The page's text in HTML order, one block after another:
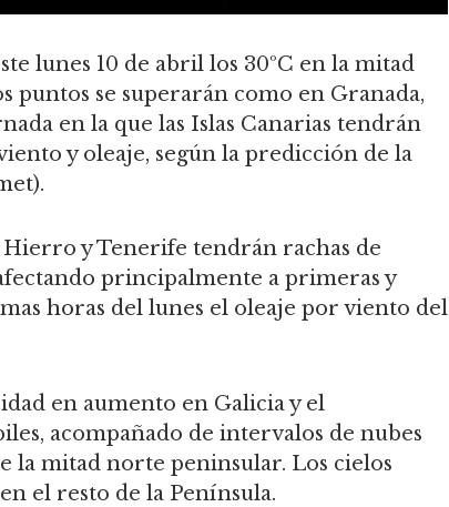
lunes 10 de abril los 30ºC en la mitad
puntos se superarán como en Granada,
en la que las Islas Canarias tendrán
y oleaje, según la predicción de la
Hierro y Tenerife tendrán rachas de
principalmente a primeras y
horas del lunes el oleaje por viento del
en aumento en Galicia y el
acompañado de intervalos de nubes
la mitad norte peninsular. Los cielos
el resto de la Península.